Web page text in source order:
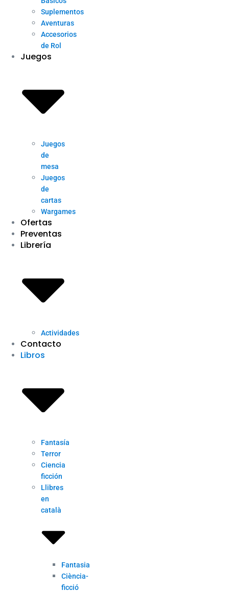
Suplementos
Aventuras
Accesorios
de Rol
Juegos
Juegos
de
mesa
Juegos
de
cartas
Wargames
Ofertas
Preventas
Librería
Actividades
Contacto
Libros
Fantasía
Terror
Ciencia
ficción
Llibres
en
català
Fantasia
Ciència-
ficció